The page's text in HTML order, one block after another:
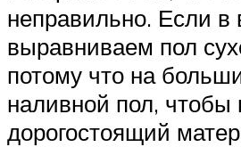
неправильно. Если в
выравниваем пол
потому что на
наливной пол, чтобы
дорогостоящий